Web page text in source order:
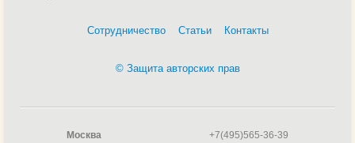
Сотрудничество Статьи Контакты
© Защита авторских прав
Москва
+7(495)565-36-39